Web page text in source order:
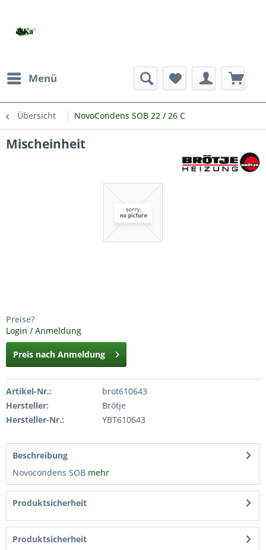
Menü
Übersicht NovoCondens SOB 22 / 26 C
Mischeinheit
Preise?
Login / Anmeldung
Preis nach Anmeldung
Artikel-Nr.:
brot610643
Hersteller:
Brötje
Hersteller-Nr.:
YBT610643
Beschreibung
Novocondens SOB mehr
Produktsicherheit
Produktsicherheit